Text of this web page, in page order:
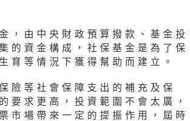
，由中央財政預算撥款、基金投
的資金構成，社保基金是為了保
育等情況下獲得幫助而建立。
險等社會保障支出的補充及保
要求更高，投資範圍不會太廣，
市場帶來一定的提振作用，屆時